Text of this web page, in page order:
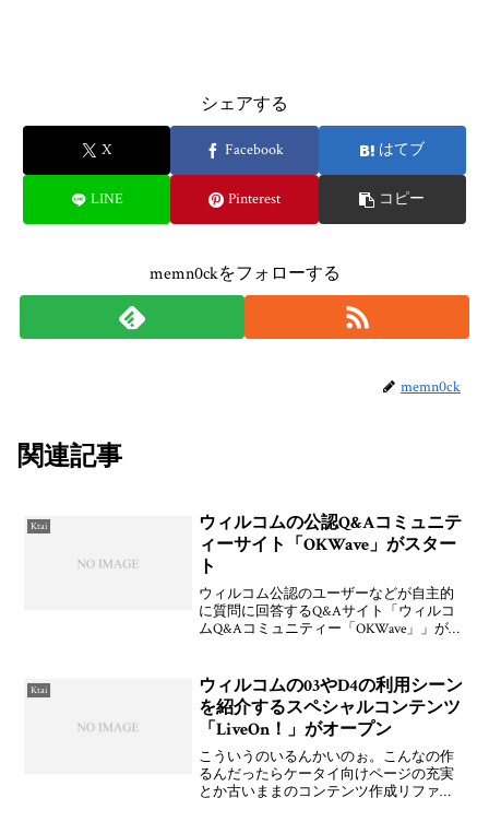
シェアする
X Facebook はてブ
LINE Pinterest コピー
memn0ckをフォローする
memn0ck
関連記事
Ktai
ウィルコムの公認Q&Aコミュニテ
ィーサイト「OKWave」がスター
ト
ウィルコム公認のユーザーなどが自主的
に質問に回答するQ&Aサイト「ウィルコ
ムQ&Aコミュニティー「OKWave」」が開
と書いた気がしたがついに来たよ。と
Ktai
ウィルコムの03やD4の利用シーン
を紹介するスペシャルコンテンツ
「LiveOn！」がオープン
こういうのいるんかいのぉ。こんなの作
るんだったらケータイ向けページの充実
とか古いままのコンテンツ作成リファレ